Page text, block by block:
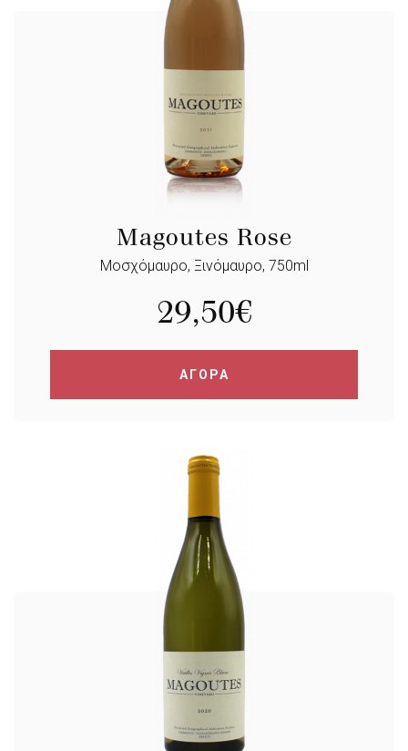
Magoutes Rose
Μοσχόμαυρο, Ξινόμαυρο, 750ml
29,50€
ΑΓΟΡΑ